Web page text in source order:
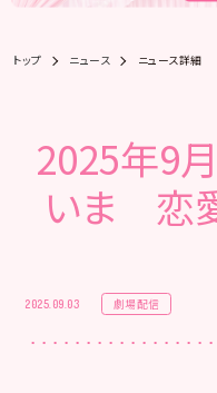
トップ ニュース ニュース詳細
2025年9月
いま 恋
2025.09.03 劇場配信